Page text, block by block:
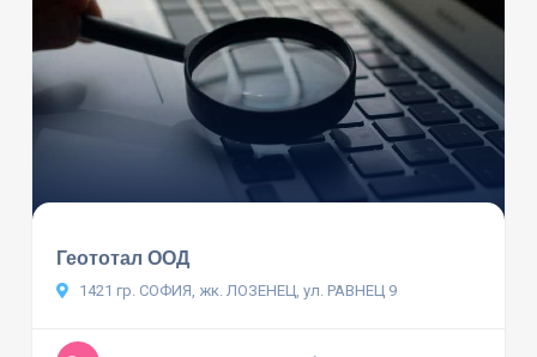
Геототал ООД
1421 гр. СОФИЯ, жк. ЛОЗЕНЕЦ, ул. РАВНЕЦ 9